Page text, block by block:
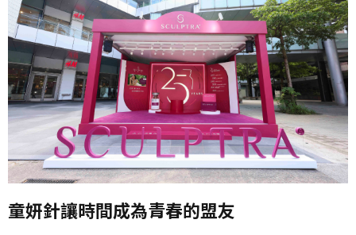
童妍針讓時間成為青春的盟友